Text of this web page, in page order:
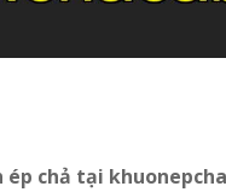
ép chả tại